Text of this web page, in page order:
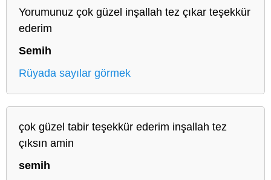
Yorumunuz çok güzel inşallah tez çıkar teşekkür
ederim
Semih
Rüyada sayılar görmek
çok güzel tabir teşekkür ederim inşallah tez
çıksın amin
semih